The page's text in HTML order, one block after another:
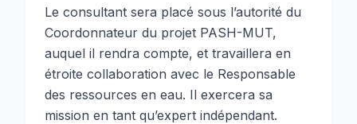
Le consultant sera placé sous l’autorité du
Coordonnateur du projet PASH-MUT,
auquel il rendra compte, et travaillera en
étroite collaboration avec le Responsable
des ressources en eau. Il exercera sa
mission en tant qu’expert indépendant.